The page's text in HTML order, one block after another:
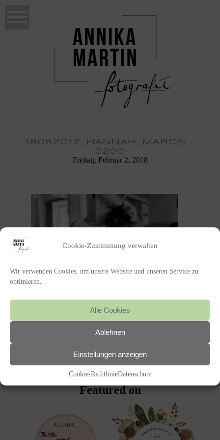
Cookie-Zustimmung verwalten
Wir verwenden Cookies, um unsere Website und unseren Service zu
optimieren.
Alle Cookies
Ablehnen
Einstellungen anzeigen
Cookie-RichtlinieDatenschutz
18082017_HANNAH_MARCEL-
0200
Freitag, Februar 2, 2018
«
EINE HOCHZEIT IN DER
WUNDERSCHÖNEN PFALZ
Featured on